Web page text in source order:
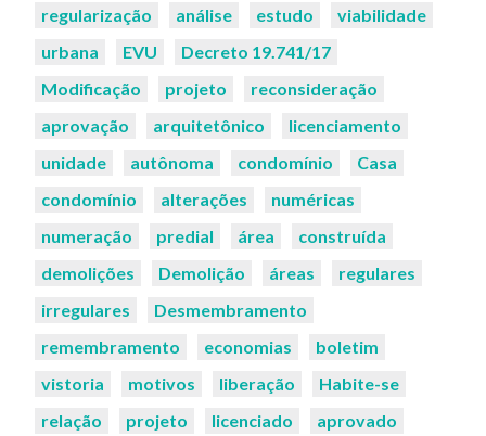
regularização
análise estudo
viabilidade
urbana
EVU
Decreto 19.741/17
Modificação
projeto
reconsideração
aprovação
arquitetônico
licenciamento
unidade
autônoma condomínio
Casa
condomínio
alterações
numéricas
numeração
predial área
construída
demolições
Demolição áreas
regulares
irregulares
Desmembramento
remembramento
economias
boletim
vistoria
motivos liberação
Habite-se
relação
projeto licenciado aprovado